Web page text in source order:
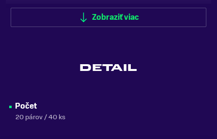
Zobraziť menej
Zobraziť viac
DETAIL
Počet
20 párov / 40 ks